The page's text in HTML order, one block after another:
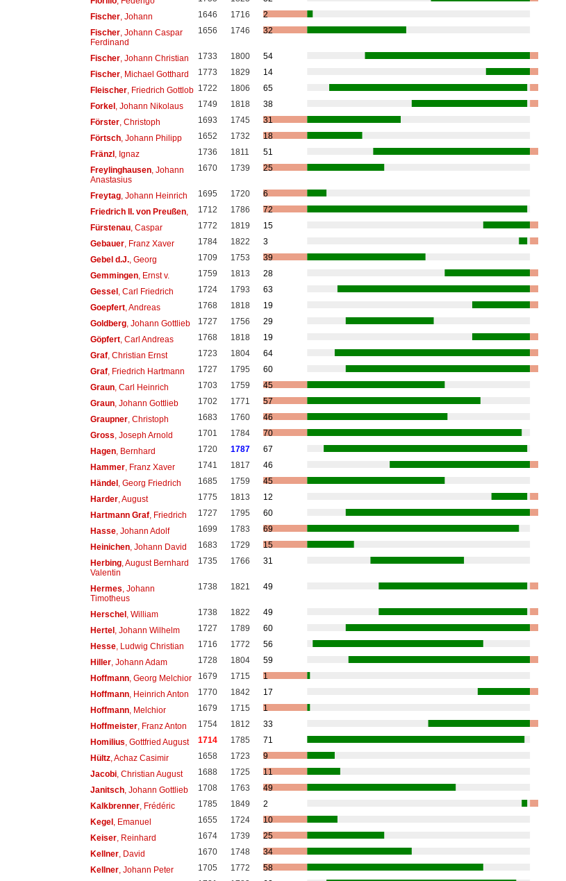
Fischer, Johann 1646 1716
2
Fischer, Johann Caspar
Ferdinand
1656 1746 32
Fischer, Johann Christian 1733 1800
54
Fischer, Michael Gotthard 1773 1829
14
Fleischer, Friedrich Gottlob 1722 1806
65
Forkel, Johann Nikolaus 1749 1818
38
Förster, Christoph 1693 1745
31
Förtsch, Johann Philipp 1652 1732
18
Fränzl, Ignaz 1736 1811
51
Freylinghausen, Johann
Anastasius
1670 1739 25
Freytag, Johann Heinrich 1695 1720
6
Friedrich II. von Preußen, 1712 1786
72
Fürstenau, Caspar 1772 1819
15
Gebauer, Franz Xaver 1784 1822
3
Gebel d.J., Georg 1709 1753
39
Gemmingen, Ernst v. 1759 1813
28
Gessel, Carl Friedrich 1724 1793
63
Goepfert, Andreas 1768 1818
19
Goldberg, Johann Gottlieb 1727 1756
29
Göpfert, Carl Andreas 1768 1818
19
Graf, Christian Ernst 1723 1804
64
Graf, Friedrich Hartmann 1727 1795
60
Graun, Carl Heinrich 1703 1759
45
Graun, Johann Gottlieb 1702 1771
57
Graupner, Christoph 1683 1760
46
Gross , Joseph Arnold 1701 1784
70
Hagen, Bernhard 1720 1787
67
Hammer, Franz Xaver 1741 1817
46
Händel, Georg Friedrich 1685 1759
45
Harder, August 1775 1813
12
Hartmann Graf, Friedrich 1727 1795
60
Hasse, Johann Adolf 1699 1783
69
Heinichen, Johann David 1683 1729
15
Herbing, August Bernhard
Valentin
1735 1766 31
Hermes , Johann
Timotheus
1738 1821 49
Herschel, William 1738 1822
49
Hertel, Johann Wilhelm 1727 1789
60
Hesse, Ludwig Christian 1716 1772
56
Hiller, Johann Adam 1728 1804
59
Hoffmann, Georg Melchior 1679 1715
1
Hoffmann, Heinrich Anton 1770 1842
17
Hoffmann, Melchior 1679 1715
1
Hoffmeister, Franz Anton 1754 1812
33
Homilius , Gottfried August 1714 1785
71
Hültz, Achaz Casimir 1658 1723
9
Jacobi, Christian August 1688 1725
11
Janitsch, Johann Gottlieb 1708 1763
49
Kalkbrenner, Frédéric 1785 1849
2
Kegel, Emanuel 1655 1724
10
Keiser, Reinhard 1674 1739
25
Kellner, David 1670 1748
34
Kellner, Johann Peter 1705 1772
58